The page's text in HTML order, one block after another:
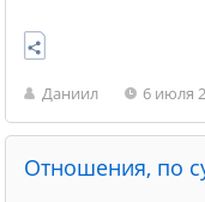
Даниил 6 июля
Отношения, по